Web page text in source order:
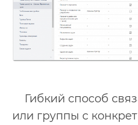
Гибкий способ
или группы с